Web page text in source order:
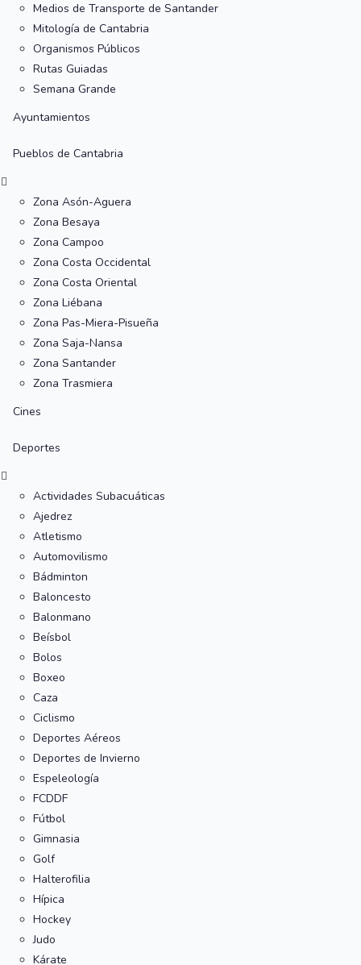
Medios de Transporte de Santander
Mitología de Cantabria
Organismos Públicos
Rutas Guiadas
Semana Grande
Ayuntamientos
Pueblos de Cantabria
Zona Asón-Aguera
Zona Besaya
Zona Campoo
Zona Costa Occidental
Zona Costa Oriental
Zona Liébana
Zona Pas-Miera-Pisueña
Zona Saja-Nansa
Zona Santander
Zona Trasmiera
Cines
Deportes
Actividades Subacuáticas
Ajedrez
Atletismo
Automovilismo
Bádminton
Baloncesto
Balonmano
Beísbol
Bolos
Boxeo
Caza
Ciclismo
Deportes Aéreos
Deportes de Invierno
Espeleología
FCDDF
Fútbol
Gimnasia
Golf
Halterofilia
Hípica
Hockey
Judo
Kárate